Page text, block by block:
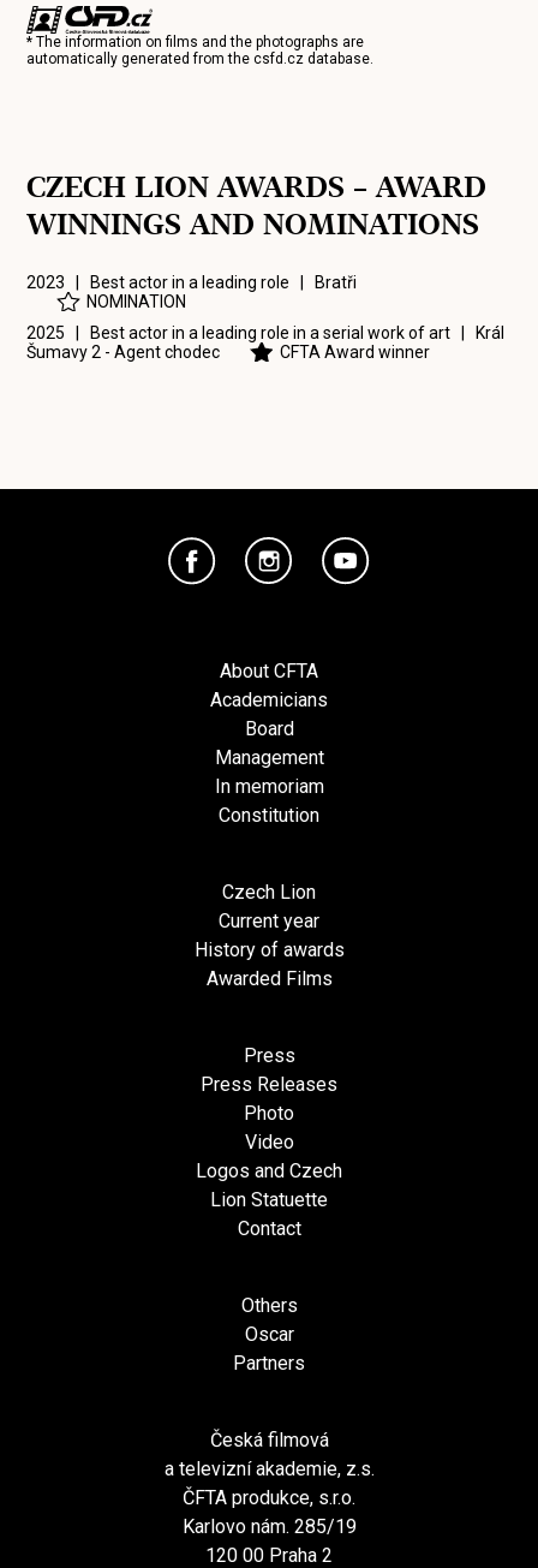
* The information on films and the photographs are
automatically generated from thecsfd.cz database.
CZECH LION AWARDS – AWARD
WINNINGS AND NOMINATIONS
2023 | Best actor in a leading role | Bratři
NOMINATION
2025 | Best actor in a leading role in a serial work of art | Král
Šumavy 2 - Agent chodec
CFTA Award winner
About CFTA
Academicians
Board
Management
In memoriam
Constitution
Czech Lion
Current year
History of awards
Awarded Films
Press
Press Releases
Photo
Video
Logos and Czech
Lion Statuette
Contact
Others
Oscar
Partners
Česká filmová
a televizní akademie, z.s.
ČFTA produkce, s.r.o.
Karlovo nám. 285/19
120 00 Praha 2